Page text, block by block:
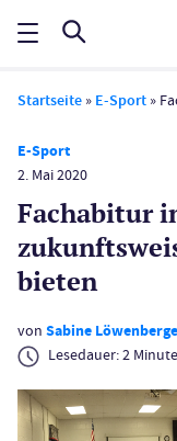
Startseite » E-Sport »
E-Sport
2. Mai 2020
Fachabitur
bieten
von Sabine
Lesedauer:2